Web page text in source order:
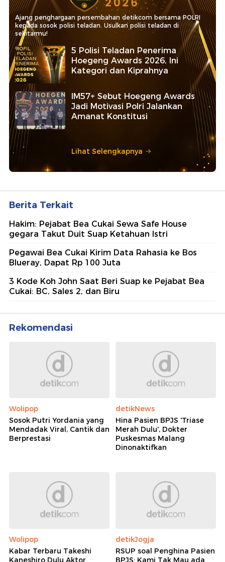
Ajang penghargaan persembahan detikcom bersama POLRI
kepada sosok polisi teladan. Usulkan polisi teladan di
sekitarmu!
5 Polisi Teladan Penerima
Hoegeng Awards 2026, Ini
Kategori dan Kiprahnya
IM57+ Sebut Hoegeng Awards
Jadi Motivasi Polri Jalankan
Amanat Konstitusi
Lihat Selengkapnya
Berita Terkait
Hakim: Pejabat Bea Cukai Sewa Safe House
gegara Takut Duit Suap Ketahuan Istri
Pegawai Bea Cukai Kirim Data Rahasia ke Bos
Blueray, Dapat Rp 100 Juta
3 Kode Koh John Saat Beri Suap ke Pejabat Bea
Cukai: BC, Sales 2, dan Biru
Rekomendasi
Wolipop
Sosok Putri Yordania yang
Mendadak Viral, Cantik dan
Berprestasi
detikNews
Hina Pasien BPJS 'Triase
Merah Dulu', Dokter
Puskesmas Malang
Dinonaktifkan
Wolipop
Kabar Terbaru Takeshi
Kaneshiro Dulu Aktor
detikJogja
RSUP soal Penghina Pasien
BPJS: Kami Tak Mau ada